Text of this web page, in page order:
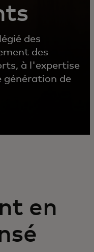
des
des
à l'expertise
génération de
en